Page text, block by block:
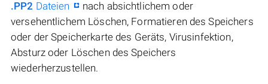
.PP2 Dateien
nach absichtlichem oder
versehentlichem Löschen, Formatieren des Speichers
oder der Speicherkarte des Geräts, Virusinfektion,
Absturz oder Löschen des Speichers
wiederherzustellen.